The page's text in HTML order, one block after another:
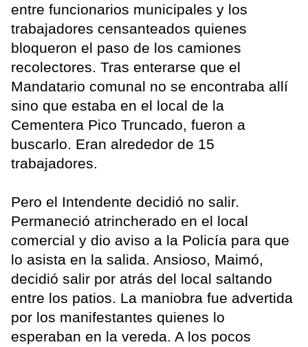
entre funcionarios municipales y los
trabajadores censanteados quienes
bloqueron el paso de los camiones
recolectores. Tras enterarse que el
Mandatario comunal no se encontraba allí
sino que estaba en el local de la
Cementera Pico Truncado, fueron a
buscarlo. Eran alrededor de 15
trabajadores.
Pero el Intendente decidió no salir.
Permaneció atrincherado en el local
comercial y dio aviso a la Policía para que
lo asista en la salida. Ansioso, Maimó,
decidió salir por atrás del local saltando
entre los patios. La maniobra fue advertida
por los manifestantes quienes lo
esperaban en la vereda. A los pocos